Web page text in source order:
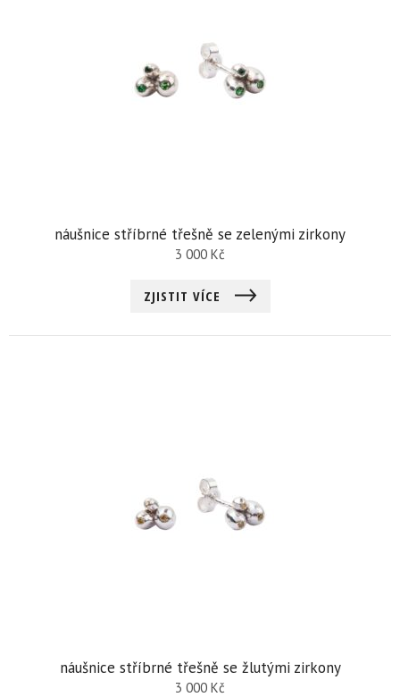
náušnice stříbrné třešně se zelenými zirkony
3 000 Kč
ZJISTIT VÍCE
náušnice stříbrné třešně se žlutými zirkony
3 000 Kč